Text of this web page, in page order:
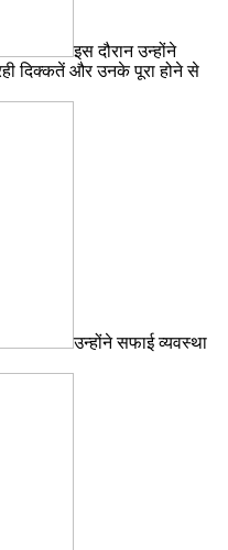
इस दौरान उन्होंने
रही दिक्कतें और उनके पूरा होने से
उन्होंने सफाई व्यवस्था